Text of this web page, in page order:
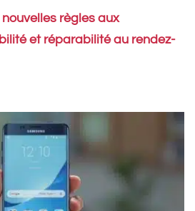
nouvelles règles aux
et réparabilité au rendez-